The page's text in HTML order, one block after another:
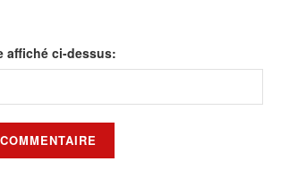
affiché ci-dessus: